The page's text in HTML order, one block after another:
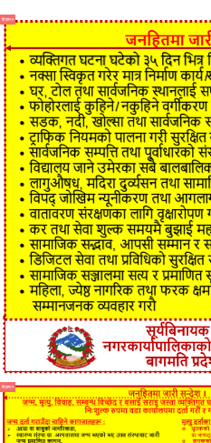
विज्ञापन
विज्ञापन